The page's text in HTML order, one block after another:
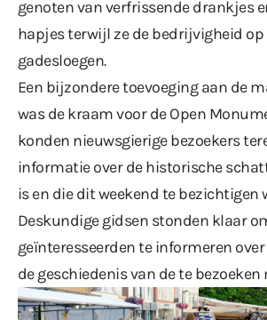
genoten van verfrissende drankjes
hapjes terwijl ze de bedrijvigheid
gadesloegen.
Een bijzondere toevoeging aan de
was de kraam voor de Open
konden nieuwsgierige bezoekers
informatie over de historische
is en die dit weekend te bezichtigen
Deskundige gidsen stonden klaar
geïnteresseerden te informeren
de geschiedenis van de te